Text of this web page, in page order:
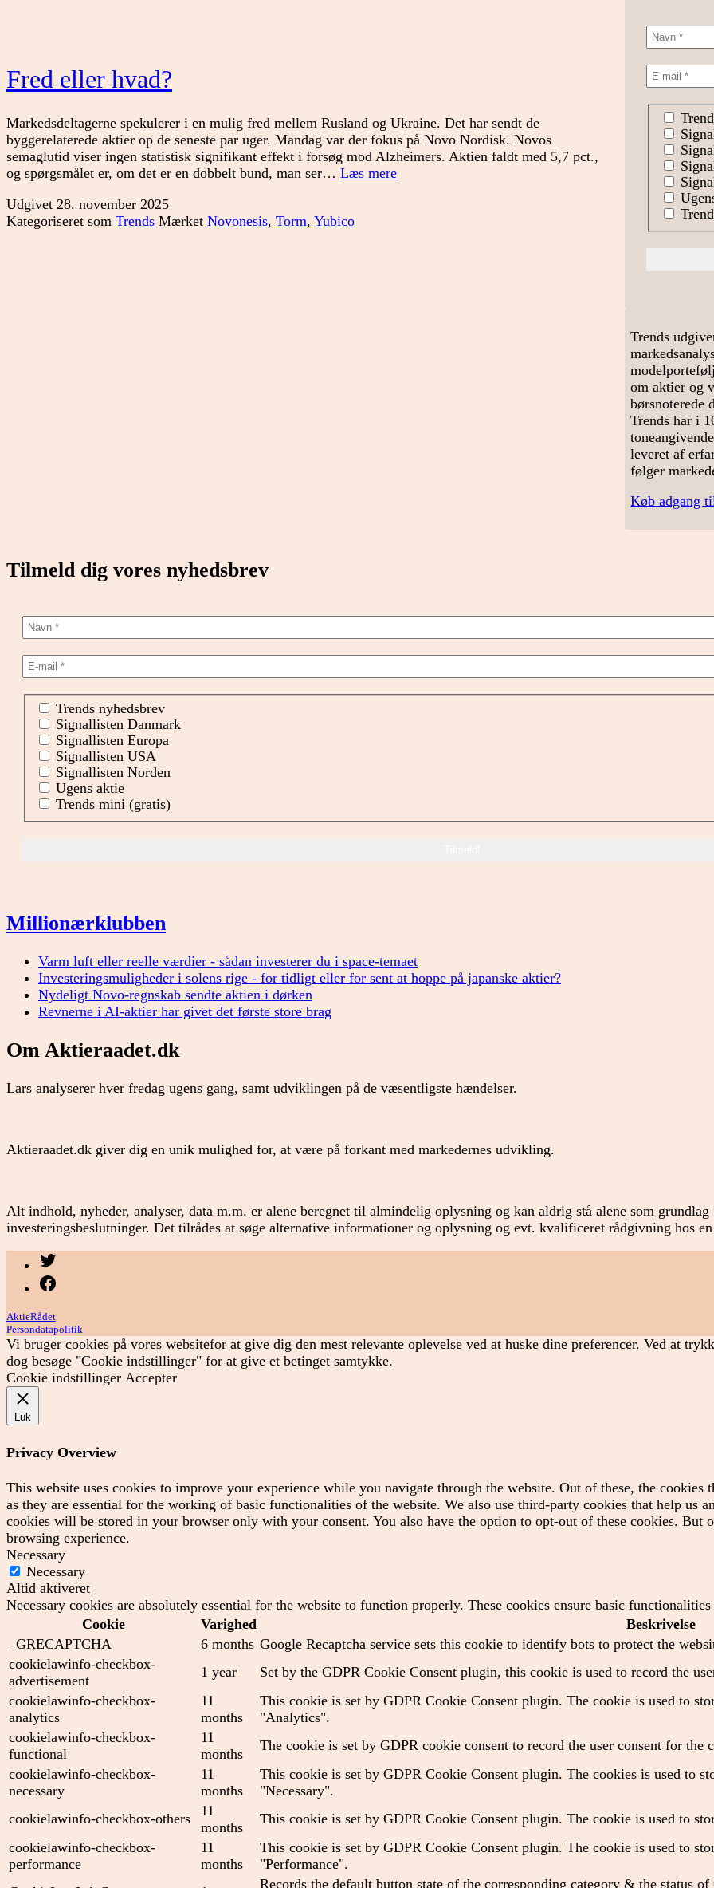
Fred eller hvad?
Markedsdeltagerne spekulerer i en mulig fred mellem Rusland og Ukraine. Det har sendt de
byggerelaterede aktier op de seneste par uger. Mandag var der fokus på Novo Nordisk. Novos
semaglutid viser ingen statistisk signifikant effekt i forsøg mod Alzheimers. Aktien faldt med 5,7 pct.,
og spørgsmålet er, om det er en dobbelt bund, man ser… Læs mereFred
Udgivet 28. november 2025
Kategoriseret som Trends Mærket Novonesis, Torm, Yubico
Trends
om aktier og
børsnoterede
Trends har i
leveret af
følger
Køb adgang
Tilmeld dig vores nyhedsbrev
Trends nyhedsbrev
Signallisten Danmark
Signallisten Europa
Signallisten USA
Signallisten Norden
Ugens aktie
Trends mini (gratis)
Millionærklubben
Varm luft eller reelle værdier - sådan investerer du i space-temaet
Investeringsmuligheder i solens rige - for tidligt eller for sent at hoppe på japanske aktier?
Nydeligt Novo-regnskab sendte aktien i dørken
Revnerne i AI-aktier har givet det første store brag
Om Aktieraadet.dk
Lars analyserer hver fredag ugens gang, samt udviklingen på de væsentligste hændelser.
Aktieraadet.dk giver dig en unik mulighed for, at være på forkant med markedernes udvikling.
Alt indhold, nyheder, analyser, data m.m. er alene beregnet til almindelig oplysning og kan aldrig stå alene som
investeringsbeslutninger. Det tilrådes at søge alternative informationer og oplysning og evt. kvalificeret rådgivning hos
AktieRådet
Persondatapolitik
Vi bruger cookies på vores websitefor at give dig den mest relevante oplevelse ved at huske dine preferencer. Ved at
dog besøge "Cookie indstillinger" for at give et betinget samtykke.
Cookie indstillinger Accepter
Luk
Privacy Overview
This website uses cookies to improve your experience while you navigate through the website. Out of these, the cookies
as they are essential for the working of basic functionalities of the website. We also use third-party cookies that help us
cookies will be stored in your browser only with your consent. You also have the option to opt-out of these cookies. But
browsing experience.
Necessary
Necessary
Altid aktiveret
Necessary cookies are absolutely essential for the website to function properly. These cookies ensure basic
Cookie
Varighed
Beskrivelse
_GRECAPTCHA
6 months Google Recaptcha service sets this cookie to identify bots to protect the
cookielawinfo-checkbox-
advertisement
1 year
Set by the GDPR Cookie Consent plugin, this cookie is used to record the
cookielawinfo-checkbox-
analytics
11
months
This cookie is set by GDPR Cookie Consent plugin. The cookie is used to
"Analytics".
cookielawinfo-checkbox-
functional
11
months
The cookie is set by GDPR cookie consent to record the user consent for the
cookielawinfo-checkbox-
necessary
11
months
This cookie is set by GDPR Cookie Consent plugin. The cookies is used to
"Necessary".
cookielawinfo-checkbox-others
11
months
This cookie is set by GDPR Cookie Consent plugin. The cookie is used to
cookielawinfo-checkbox-
performance
11
months
This cookie is set by GDPR Cookie Consent plugin. The cookie is used to
"Performance".
Records the default button state of the corresponding category & the status